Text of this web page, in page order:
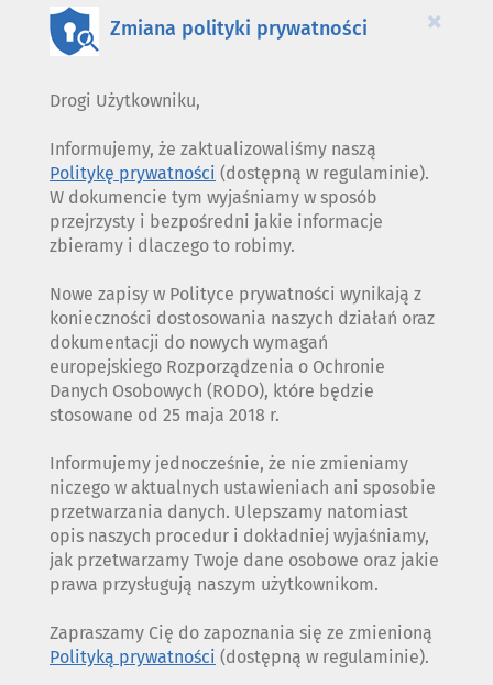
×
Zmiana polityki prywatności
Drogi Użytkowniku,
Informujemy, że zaktualizowaliśmy naszą
Politykę prywatności (dostępną w regulaminie).
W dokumencie tym wyjaśniamy w sposób
przejrzysty i bezpośredni jakie informacje
zbieramy i dlaczego to robimy.
Nowe zapisy w Polityce prywatności wynikają z
konieczności dostosowania naszych działań oraz
dokumentacji do nowych wymagań
europejskiego Rozporządzenia o Ochronie
Danych Osobowych (RODO), które będzie
stosowane od 25 maja 2018 r.
Informujemy jednocześnie, że nie zmieniamy
niczego w aktualnych ustawieniach ani sposobie
przetwarzania danych. Ulepszamy natomiast
opis naszych procedur i dokładniej wyjaśniamy,
jak przetwarzamy Twoje dane osobowe oraz jakie
prawa przysługują naszym użytkownikom.
Zapraszamy Cię do zapoznania się ze zmienioną
Polityką prywatności (dostępną w regulaminie).